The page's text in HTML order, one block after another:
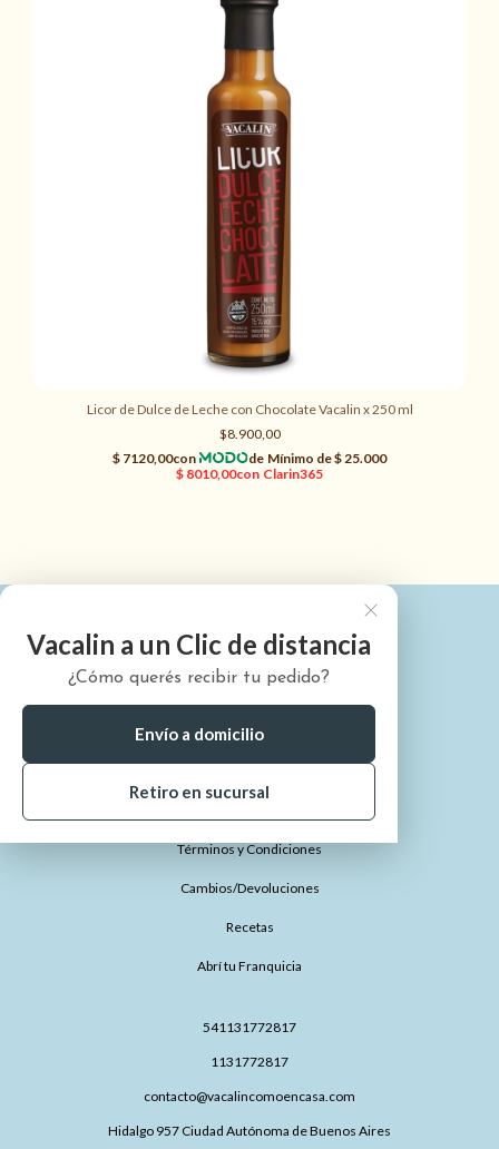
Licor de Dulce de Leche con Chocolate Vacalin x 250 ml
$8.900,00
Vacalin a un Clic de distancia
¿Cómo querés recibir tu pedido?
Envío a domicilio
Retiro en sucursal
¿Cómo comprar?
Términos y Condiciones
Cambios/Devoluciones
Recetas
Abrí tu Franquicia
541131772817
1131772817
contacto@vacalincomoencasa.com
Hidalgo 957 Ciudad Autónoma de Buenos Aires